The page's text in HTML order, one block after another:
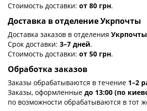
Стоимость доставки: от 80 грн.
Доставка в отделение Укрпочты
Доставка заказов в отделения Укрпочты
Срок доставки: 3–7 дней.
Стоимость доставки: от 50 грн.
Обработка заказов
Заказы обрабатываются в течение 1–2
Заказы, оформленные до 13:00 (по
по возможности обрабатываются в тот